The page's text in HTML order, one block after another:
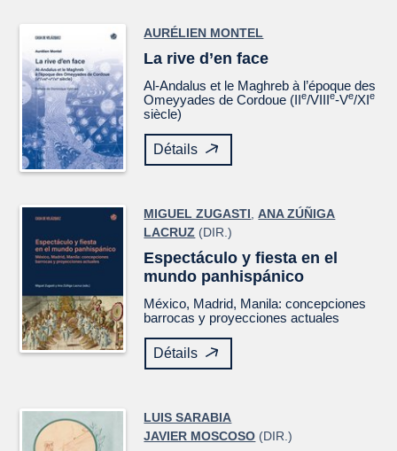
AURÉLIEN MONTEL
La rive d’en face
Al-Andalus et le Maghreb à l’époque des
Omeyyades de Cordoue (IIe/VIIIe-Ve/XIe
siècle)
Détails
MIGUEL ZUGASTI ,ANA ZÚÑIGA
LACRUZ (DIR.)
Espectáculo y fiesta en el
mundo panhispánico
México, Madrid, Manila: concepciones
barrocas y proyecciones actuales
Détails
LUIS SARABIA
JAVIER MOSCOSO (DIR.)